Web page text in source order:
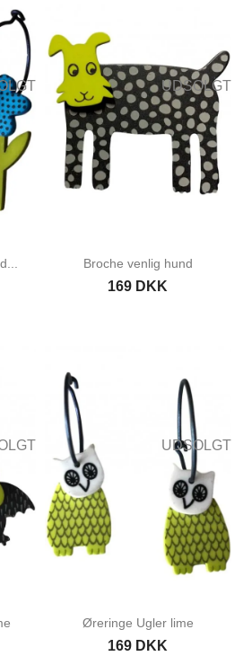
UDSOLGT
Broche venlig hund
169 DKK
UDSOLGT
Øreringe Ugler lime
169 DKK